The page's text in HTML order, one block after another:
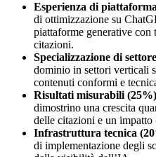
Esperienza di
di ottimizzazione su
piattaforme generative con
citazioni.
Specializzazione di
dominio in settori verticali
contenuti conformi e
Risultati misurabili
dimostrino una crescita
delle citazioni e un impatto
Infrastruttura tecnica
di implementazione degli